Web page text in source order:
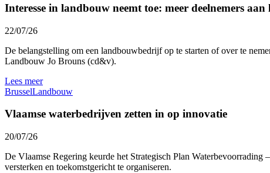
Interesse in landbouw neemt toe: meer deelnemers
22/07/26
De belangstelling om een landbouwbedrijf op te starten of over te
Landbouw Jo Brouns (cd&v).
Lees meer
BrusselLandbouw
Vlaamse waterbedrijven zetten in op innovatie
20/07/26
De Vlaamse Regering keurde het Strategisch Plan
versterken en toekomstgericht te organiseren.